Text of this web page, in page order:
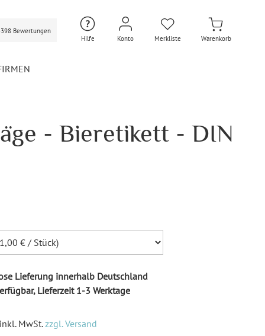
Bewertungen
Hilfe
Konto Merkliste Warenkorb
Hochzeit Extras
Hochzeit Briefumschläge
Flaschenetiketten
Hochzeit
Ballonkarten Hochzeit
Hochzeitsspiele
Hochzeit
- Bieretikett - DIN
Lieferung innerhalb Deutschland
Lieferzeit 1-3 Werktage
inkl. MwSt.zzgl. Versand